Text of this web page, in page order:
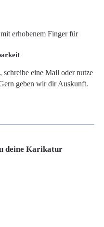
schreibe eine Mail oder nutze
geben wir dir Auskunft.
deine Karikatur